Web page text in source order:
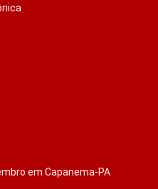
em Capanema-PA